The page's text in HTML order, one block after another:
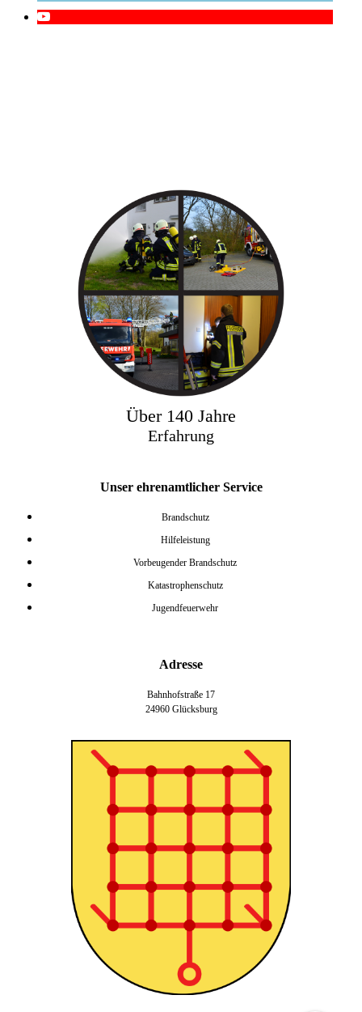
Über 140 Jahre
Erfahrung
Unser ehrenamtlicher Service
Brandschutz
Hilfeleistung
Vorbeugender Brandschutz
Katastrophenschutz
Jugendfeuerwehr
Adresse
Bahnhofstraße 17
24960 Glücksburg